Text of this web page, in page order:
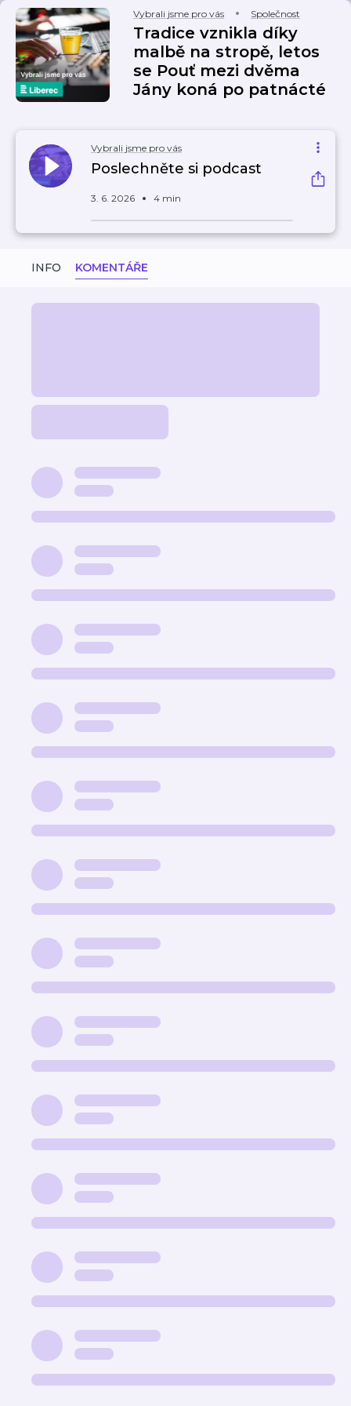
Vybrali jsme pro vás Společnost
Tradice vznikla díky
malbě na stropě, letos
se Pouť mezi dvěma
Jány koná po patnácté
Vybrali jsme pro vás
Poslechněte si podcast
3. 6. 2026 4 min
INFO KOMENTÁŘE